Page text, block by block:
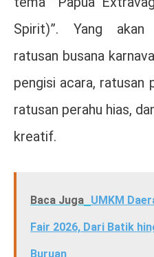
Spirit)”. Yang akan
ratusan busana
pengisi acara, ratusan
ratusan perahu hias,
kreatif.
Baca Juga UMKM
Fair 2026, Dari Batik
Buruan